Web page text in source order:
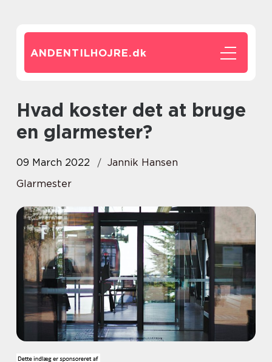
ANDENTILHOJRE.dk
Hvad koster det at bruge
en glarmester?
09 March 2022
Jannik Hansen
Glarmester